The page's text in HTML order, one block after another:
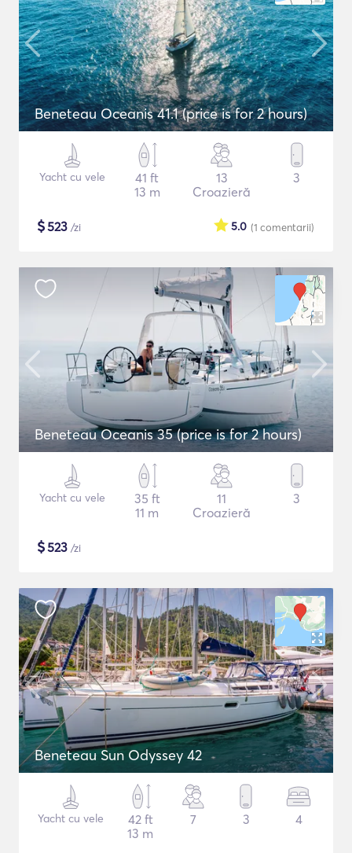
Beneteau Oceanis 41.1 (price is for 2 hours)
Yacht cu vele
41 ft
13 m
13
Croazieră
3
$523 /zi (1 comentarii)
5.0
Beneteau Oceanis 35 (price is for 2 hours)
Yacht cu vele
35 ft
11 m
11
Croazieră
3
$523 /zi
Beneteau Sun Odyssey 42
Yacht cu vele
42 ft
13 m
7 3 4